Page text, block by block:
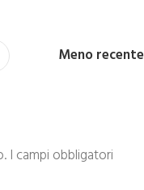
Meno recente
I campi obbligatori